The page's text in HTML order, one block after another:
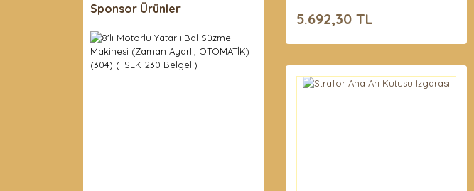
Sponsor Ürünler
5.692,30 TL